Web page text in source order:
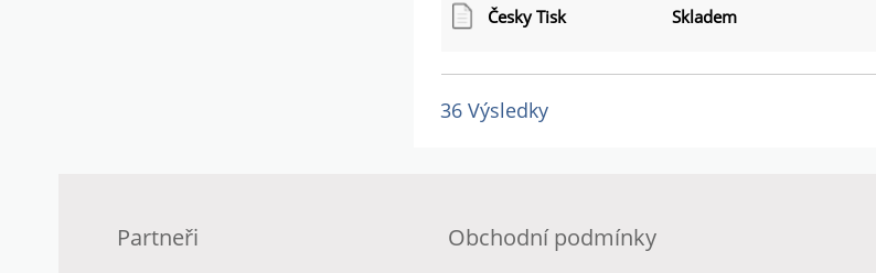
Česky Tisk Skladem
36 Výsledky
Partneři Obchodní podmínky